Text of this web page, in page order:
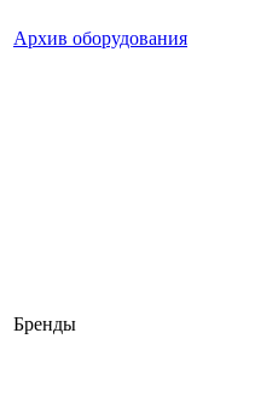
Архив оборудования
Бренды